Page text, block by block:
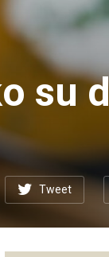
su
Tweet